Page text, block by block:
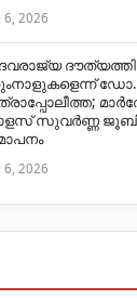
6, 2026
സുവര്‍ണ്ണ
6, 2026